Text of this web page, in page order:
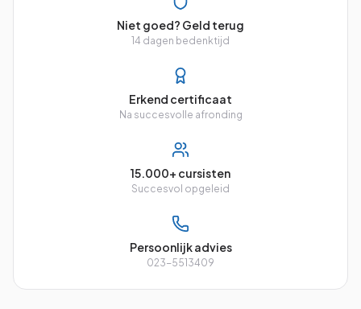
Niet goed? Geld terug
14 dagen bedenktijd
Erkend certificaat
Na succesvolle afronding
15.000+ cursisten
Succesvol opgeleid
Persoonlijk advies
023-5513409